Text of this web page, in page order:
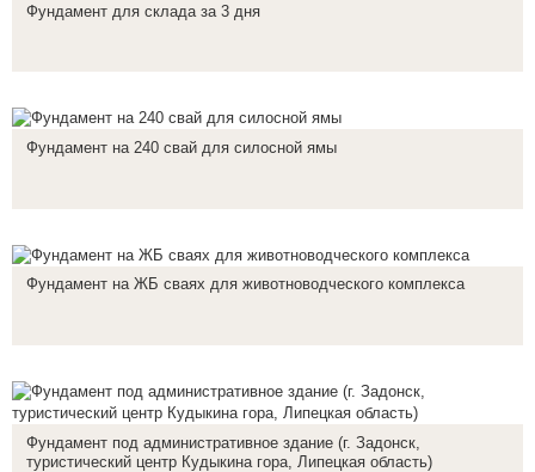
Фундамент для склада за 3 дня
Фундамент на 240 свай для силосной ямы
Фундамент на ЖБ сваях для животноводческого комплекса
Фундамент под административное здание (г. Задонск,
туристический центр Кудыкина гора, Липецкая область)